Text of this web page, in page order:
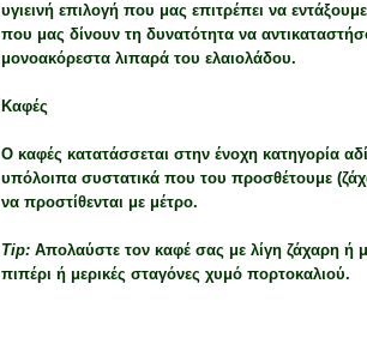
υγιεινή επιλογή που μας επιτρέπει να
που μας δίνουν τη δυνατότητα να
μονοακόρεστα λιπαρά του ελαιολάδου.
Καφές
Ο καφές κατατάσσεται στην ένοχη κατηγορία
υπόλοιπα συστατικά που του προσθέτουμε
να προστίθενται με μέτρο.
Tip:Απολαύστε τον καφέ σας με λίγη ζάχαρη ή
πιπέρι ή μερικές σταγόνες χυμό πορτοκαλιού.